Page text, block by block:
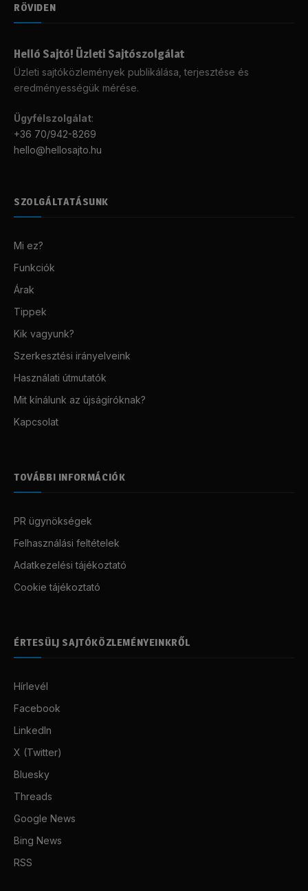
RÖVIDEN
Helló Sajtó! Üzleti Sajtószolgálat
Üzleti sajtóközlemények publikálása, terjesztése és
eredményességük mérése.
Ügyfélszolgálat:
+36 70/942-8269
hello@hellosajto.hu
SZOLGÁLTATÁSUNK
Mi ez?
Funkciók
Árak
Tippek
Kik vagyunk?
Szerkesztési irányelveink
Használati útmutatók
Mit kínálunk az újságíróknak?
Kapcsolat
TOVÁBBI INFORMÁCIÓK
PR ügynökségek
Felhasználási feltételek
Adatkezelési tájékoztató
Cookie tájékoztató
ÉRTESÜLJ SAJTÓKÖZLEMÉNYEINKRŐL
Hírlevél
Facebook
LinkedIn
X (Twitter)
Bluesky
Threads
Google News
Bing News
RSS